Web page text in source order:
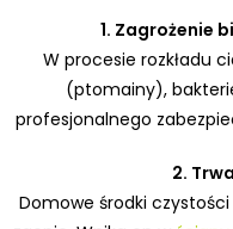
1. Zagrożenie
W procesie rozkładu
(ptomainy),
profesjonalnego
2.
Domowe środki